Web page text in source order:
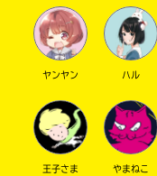
ヤンヤン ハル
王子さま やまねこ